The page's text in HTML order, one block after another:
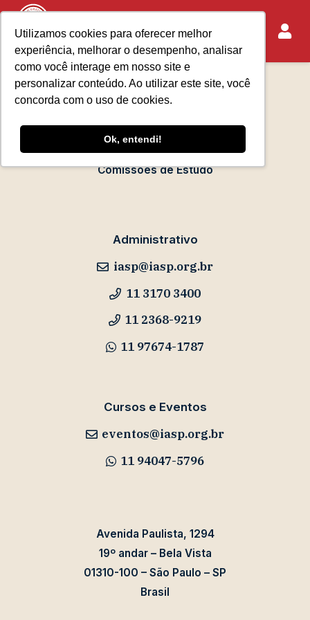
Utilizamos cookies para oferecer melhor
experiência, melhorar o desempenho, analisar
como você interage em nosso site e
personalizar conteúdo. Ao utilizar este site, você
concorda com o uso de cookies.
Ok, entendi!
Sobre o IASP
Requisitos de Associação
Escola Paulista de Advocacia
Acontece no IASP
Eventos
Comissões de Estudo
Administrativo
iasp@iasp.org.br
11 3170 3400
11 2368-9219
11 97674-1787
Cursos e Eventos
eventos@iasp.org.br
11 94047-5796
Avenida Paulista, 1294
19º andar – Bela Vista
01310-100 – São Paulo – SP
Brasil